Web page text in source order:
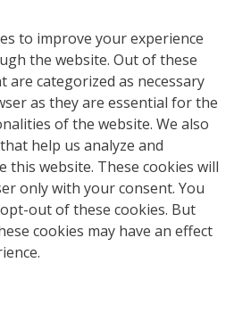
to improve your experience
the website. Out of these
are categorized as necessary
as they are essential for the
of the website. We also
help us analyze and
this website. These cookies will
only with your consent. You
out of these cookies. But
cookies may have an effect